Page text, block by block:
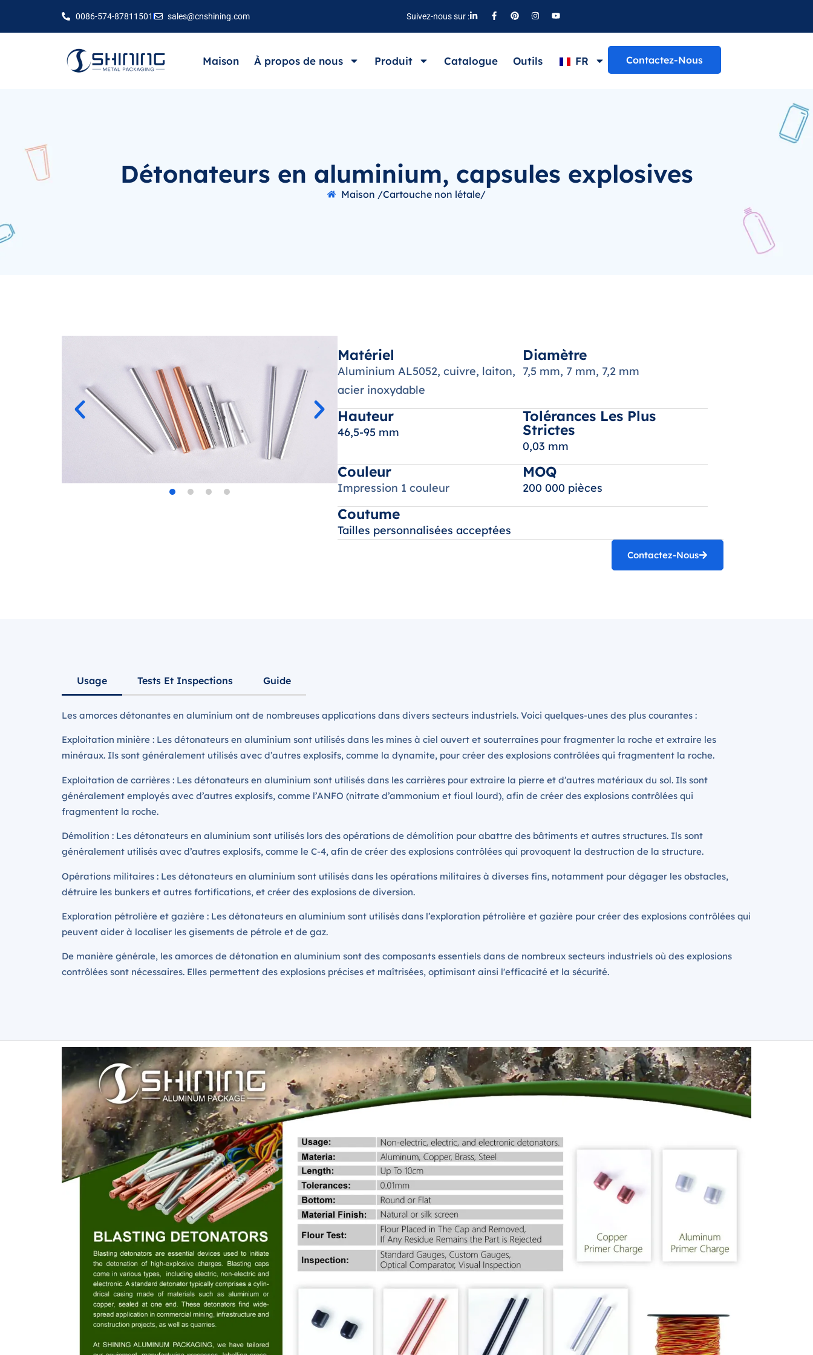
0086-574-87811501 sales@cnshining.com Suivez-nous sur :
Maison À propos de nous Produit Catalogue Outils FR Contactez-Nous
Détonateurs en aluminium, capsules explosives
Maison /Cartouche non létale/
Matériel
Aluminium AL5052, cuivre, laiton,
acier inoxydable
Diamètre
7,5 mm, 7 mm, 7,2 mm
Hauteur
46,5-95 mm
Tolérances Les Plus
Strictes
0,03 mm
Couleur
Impression 1 couleur
MOQ
200 000 pièces
Coutume
Tailles personnalisées acceptées
Contactez-Nous
Usage Tests Et Inspections Guide
Les amorces détonantes en aluminium ont de nombreuses applications dans divers secteurs industriels. Voici quelques-unes des plus courantes :
Exploitation minière : Les détonateurs en aluminium sont utilisés dans les mines à ciel ouvert et souterraines pour fragmenter la roche et extraire les
minéraux. Ils sont généralement utilisés avec d’autres explosifs, comme la dynamite, pour créer des explosions contrôlées qui fragmentent la roche.
Exploitation de carrières : Les détonateurs en aluminium sont utilisés dans les carrières pour extraire la pierre et d’autres matériaux du sol. Ils sont
généralement employés avec d’autres explosifs, comme l’ANFO (nitrate d’ammonium et fioul lourd), afin de créer des explosions contrôlées qui
fragmentent la roche.
Démolition : Les détonateurs en aluminium sont utilisés lors des opérations de démolition pour abattre des bâtiments et autres structures. Ils sont
généralement utilisés avec d’autres explosifs, comme le C-4, afin de créer des explosions contrôlées qui provoquent la destruction de la structure.
Opérations militaires : Les détonateurs en aluminium sont utilisés dans les opérations militaires à diverses fins, notamment pour dégager les obstacles,
détruire les bunkers et autres fortifications, et créer des explosions de diversion.
Exploration pétrolière et gazière : Les détonateurs en aluminium sont utilisés dans l’exploration pétrolière et gazière pour créer des explosions contrôlées qui
peuvent aider à localiser les gisements de pétrole et de gaz.
De manière générale, les amorces de détonation en aluminium sont des composants essentiels dans de nombreux secteurs industriels où des explosions
contrôlées sont nécessaires. Elles permettent des explosions précises et maîtrisées, optimisant ainsi l'efficacité et la sécurité.